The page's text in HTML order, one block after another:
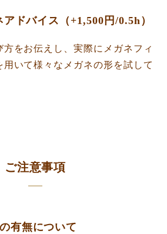
ドバイス（+1,500円/0.5h）
をお伝えし、実際にメガネフィ
用いて様々なメガネの形を試して
ご注意事項
有無について